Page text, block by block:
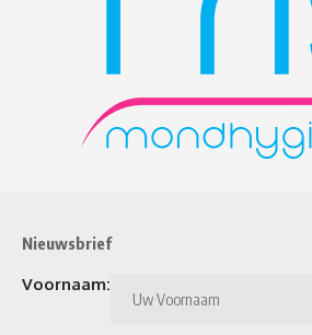
Nieuwsbrief
Voornaam: